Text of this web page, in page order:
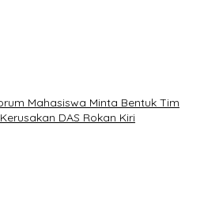
Mahasiswa Minta Bentuk Tim
DAS Rokan Kiri